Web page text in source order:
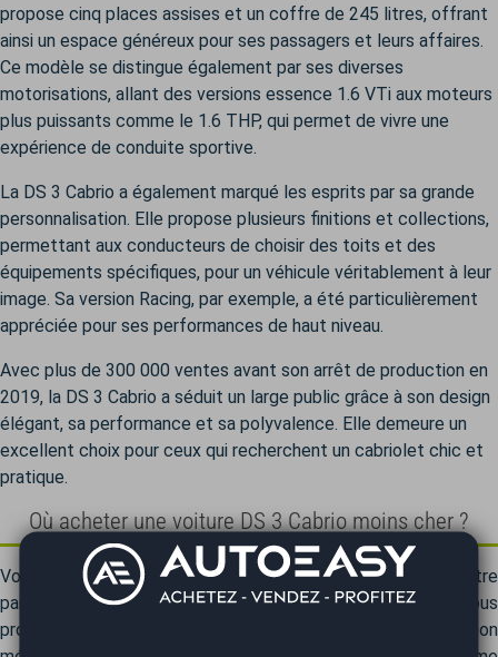
propose cinq places assises et un coffre de 245 litres, offrant
ainsi un espace généreux pour ses passagers et leurs affaires.
Ce modèle se distingue également par ses diverses
motorisations, allant des versions essence 1.6 VTi aux moteurs
plus puissants comme le 1.6 THP, qui permet de vivre une
expérience de conduite sportive.
La DS 3 Cabrio a également marqué les esprits par sa grande
personnalisation. Elle propose plusieurs finitions et collections,
permettant aux conducteurs de choisir des toits et des
équipements spécifiques, pour un véhicule véritablement à leur
image. Sa version Racing, par exemple, a été particulièrement
appréciée pour ses performances de haut niveau.
Avec plus de 300 000 ventes avant son arrêt de production en
2019, la DS 3 Cabrio a séduit un large public grâce à son design
élégant, sa performance et sa polyvalence. Elle demeure un
excellent choix pour ceux qui recherchent un cabriolet chic et
pratique.
Où acheter une voiture DS 3 Cabrio moins cher ?
Vous recherchez une DS 3 Cabrio ? AutoEasy est votre
partenaire automobile sur mesure. Chez AutoEasy, nous vous
proposons non seulement des véhicules DS 3 Cabrio d'occasion